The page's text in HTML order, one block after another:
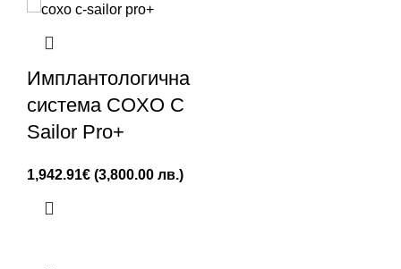
Имплантологична
система COXO C
Sailor Pro+
1,942.91€ (3,800.00 лв.)